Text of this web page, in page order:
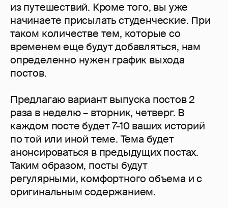
из путешествий. Кроме того, вы уже
начинаете присылать студенческие. При
таком количестве тем, которые со
временем еще будут добавляться, нам
определенно нужен график выхода
постов.
Предлагаю вариант выпуска постов 2
раза в неделю – вторник, четверг. В
каждом посте будет 7-10 ваших историй
по той или иной теме. Тема будет
анонсироваться в предыдущих постах.
Таким образом, посты будут
регулярными, комфортного объема и с
оригинальным содержанием.